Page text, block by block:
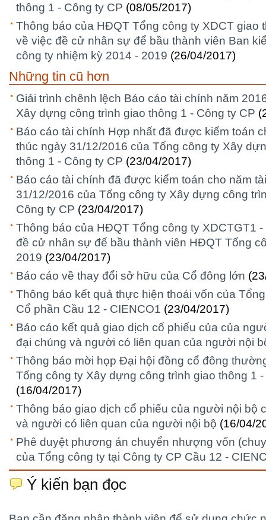
thông 1 - Công ty CP (08/05/2017)
Thông báo của HĐQT Tổng công ty XDCT giao
về việc đề cử nhân sự để bầu thành viên Ban
công ty nhiệm kỳ 2014 - 2019 (26/04/2017)
Những tin cũ hơn
Giải trình chênh lệch Báo cáo tài chính năm
Xây dựng công trình giao thông 1 - Công ty CP
Báo cáo tài chính Hợp nhất đã được kiểm toán
thúc ngày 31/12/2016 của Tổng công ty Xây
thông 1 - Công ty CP (23/04/2017)
Báo cáo tài chính đã được kiểm toán cho năm
31/12/2016 của Tổng công ty Xây dựng công
Công ty CP (23/04/2017)
Thông báo của HĐQT Tổng công ty XDCTGT1
đề cử nhân sự để bầu thành viên HĐQT Tổng
2019 (23/04/2017)
Báo cáo về thay đổi sở hữu của Cổ đông lớn
Thông báo kết quả thực hiện thoái vốn của
Cổ phần Cầu 12 - CIENCO1 (23/04/2017)
Báo cáo kết quả giao dịch cổ phiếu của của
đại chúng và người có liên quan của người nội
Thông báo mời họp Đại hội đồng cổ đông
Tổng công ty Xây dựng công trình giao thông 1
(16/04/2017)
Thông báo giao dịch cổ phiếu của người nội bộ
và người có liên quan của người nội bộ (16/04/
Phê duyệt phương án chuyển nhượng vốn
của Tổng công ty tại Công ty CP Cầu 12 -
Ý kiến bạn đọc